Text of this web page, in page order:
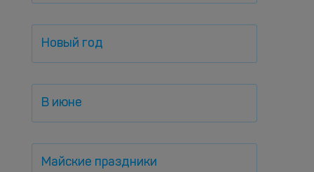
Новый год
В июне
Майские праздники